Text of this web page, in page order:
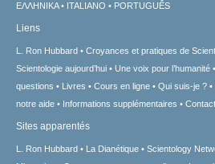
ΕΛΛΗΝΙΚA
ITALIANO PORTUGUÊS
Liens
L. Ron Hubbard Croyances et pratiques de
Scientologie aujourd’hui
Une voix pour l’humanité
questions
Livres Cours en ligne Qui suis-je ?
notre aide
Informations supplémentaires Contact
Sites apparentés
L. Ron Hubbard La Dianétique Scientology